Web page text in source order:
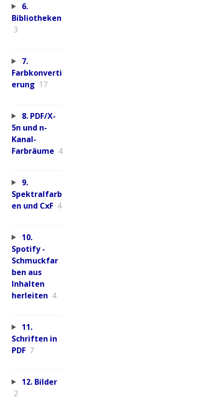
6.
Bibliotheken
3
7.
Farbkonverti
erung 17
8. PDF/X-
5n und n-
Kanal-
Farbräume 4
9.
Spektralfarb
en und CxF 4
10.
Spotify -
Schmuckfar
ben aus
Inhalten
herleiten 4
11.
Schriften in
PDF 7
12. Bilder
2